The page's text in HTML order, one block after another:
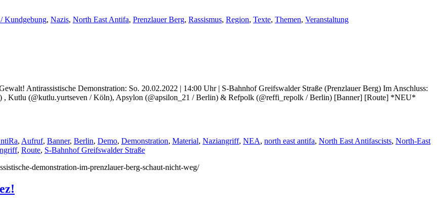
Kundgebung, Nazis, North East Antifa, Prenzlauer Berg, Rassismus, Region, Texte, Themen, Veranstaltung
Antirassistische Demonstration: So. 20.02.2022 | 14:00 Uhr | S-Bahnhof Greifswalder Straße (Prenzlauer Berg) Im Anschluss:
, Kutlu (@kutlu.yurtseven / Köln), Apsylon (@apsilon_21 / Berlin) & Refpolk (@reffi_repolk / Berlin) [Banner] [Route] *NEU*
, Aufruf, Banner, Berlin, Demo, Demonstration, Material, Naziangriff, NEA, north east antifa, North East Antifascists, North-East
, Route, S-Bahnhof Greifswalder Straße
demonstration-im-prenzlauer-berg-schaut-nicht-weg/